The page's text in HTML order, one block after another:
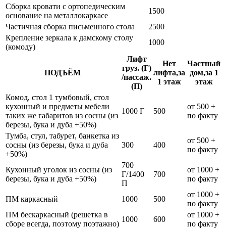
Сборка кровати с ортопедическим
основание на металлокаркасе
1500
Частичная сборка письменного стола
2500
Крепление зеркала к дамскому столу
(комоду)
1000
ПОДЪЁМ
Лифт
груз. (Г)
/пассаж.
(П)
Нет
лифта,за
1 этаж
Частный
дом,за 1
этаж
Комод, стол 1 тумбовый, стол
кухонный и предметы мебели
таких же габаритов из сосны (из
березы, бука и дуба +50%)
1000 Г 500
от 500 +
по факту
Тумба, стул, табурет, банкетка из
сосны (из березы, бука и дуба
+50%)
300 400
от 500 +
по факту
Кухонный уголок из сосны (из
березы, бука и дуба +50%)
700
Г/1400
П
700
от 1000 +
по факту
ПМ каркасный 1000 500
от 1000 +
по факту
ПМ бескаркасный (решетка в
сборе всегда, поэтому поэтажно)
1000 600
от 1000 +
по факту